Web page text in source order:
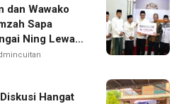
dan Wawako
Sapa
Ning Lewat
Hangat